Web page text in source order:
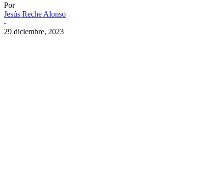
Por
Jesús Reche Alonso
-
29 diciembre, 2023